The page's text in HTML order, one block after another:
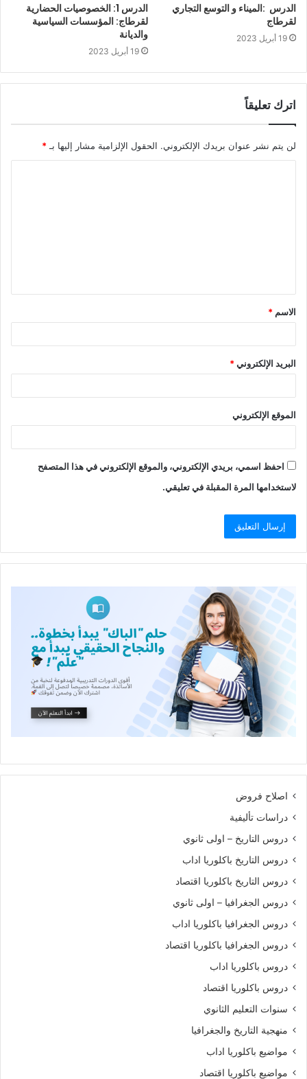
الدرس :الميناء و التوسع التجاري
لقرطاج
19 أبريل 2023
الدرس 1: الخصوصيات الحضارية
لقرطاج: المؤسسات السياسية
والديانة
19 أبريل 2023
اترك تعليقاً
لن يتم نشر عنوان بريدك الإلكتروني. الحقول الإلزامية مشار إليها بـ *
الاسم *
البريد الإلكتروني*
الموقع الإلكتروني
احفظ اسمي، بريدي الإلكتروني، والموقع الإلكتروني في هذا المتصفح
لاستخدامها المرة المقبلة في تعليقي.
اصلاح فروض
دراسات تأليفية
دروس التاريخ – اولى ثانوي
دروس التاريخ باكلوريا اداب
دروس التاريخ باكلوريا اقتصاد
دروس الجغرافيا – اولى ثانوي
دروس الجغرافيا باكلوريا اداب
دروس الجغرافيا باكلوريا اقتصاد
دروس باكلوريا اداب
دروس باكلوريا اقتصاد
سنوات التعليم الثانوي
منهجية التاريخ والجغرافيا
مواضيع باكلوريا اداب
مواضيع باكلوريا اقتصاد